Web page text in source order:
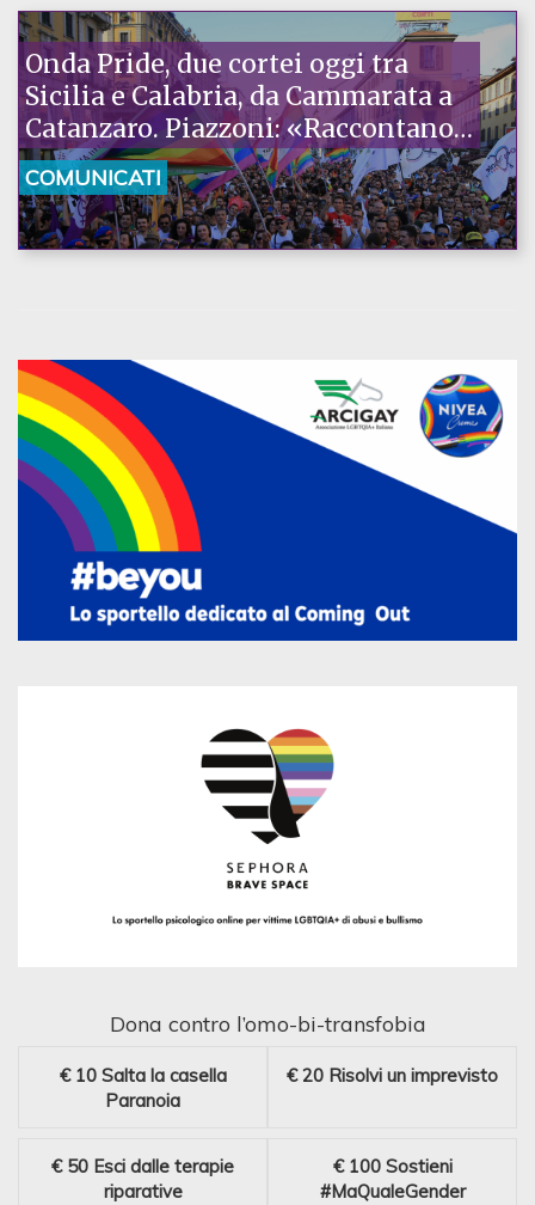
Onda Pride, due cortei oggi tra
Sicilia e Calabria, da Cammarata a
Catanzaro. Piazzoni: «Raccontano
la nostra ostinazione»
COMUNICATI
Dona contro l’omo-bi-transfobia
€ 10 Salta la casella
Paranoia
€ 20 Risolvi un imprevisto
€ 50 Esci dalle terapie
riparative
€ 100 Sostieni
#MaQualeGender